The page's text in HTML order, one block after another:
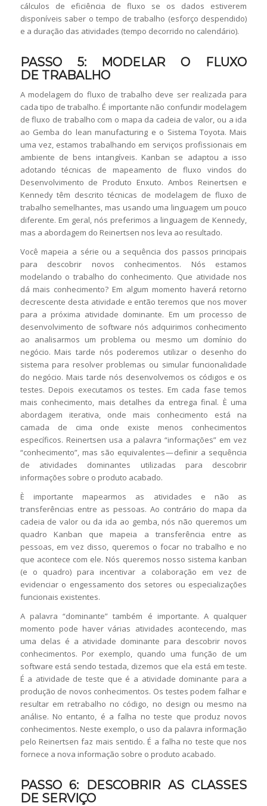
cálculos de eficiência de fluxo se os dados estiverem
disponíveis saber o tempo de trabalho (esforço despendido)
e a duração das atividades (tempo decorrido no calendário).
PASSO 5: MODELAR O FLUXO
DE TRABALHO
A modelagem do fluxo de trabalho deve ser realizada para
cada tipo de trabalho. É importante não confundir modelagem
de fluxo de trabalho com o mapa da cadeia de valor, ou a ida
ao Gemba do lean manufacturing e o Sistema Toyota. Mais
uma vez, estamos trabalhando em serviços profissionais em
ambiente de bens intangíveis. Kanban se adaptou a isso
adotando técnicas de mapeamento de fluxo vindos do
Desenvolvimento de Produto Enxuto. Ambos Reinertsen e
Kennedy têm descrito técnicas de modelagem de fluxo de
trabalho semelhantes, mas usando uma linguagem um pouco
diferente. Em geral, nós preferimos a linguagem de Kennedy,
mas a abordagem do Reinertsen nos leva ao resultado.
Você mapeia a série ou a sequência dos passos principais
para descobrir novos conhecimentos. Nós estamos
modelando o trabalho do conhecimento. Que atividade nos
dá mais conhecimento? Em algum momento haverá retorno
decrescente desta atividade e então teremos que nos mover
para a próxima atividade dominante. Em um processo de
desenvolvimento de software nós adquirimos conhecimento
ao analisarmos um problema ou mesmo um domínio do
negócio. Mais tarde nós poderemos utilizar o desenho do
sistema para resolver problemas ou simular funcionalidade
do negócio. Mais tarde nós desenvolvemos os códigos e os
testes. Depois executamos os testes. Em cada fase temos
mais conhecimento, mais detalhes da entrega final. È uma
abordagem iterativa, onde mais conhecimento está na
camada de cima onde existe menos conhecimentos
específicos. Reinertsen usa a palavra “informações” em vez
“conhecimento”, mas são equivalentes — definir a sequência
de atividades dominantes utilizadas para descobrir
informações sobre o produto acabado.
È importante mapearmos as atividades e não as
transferências entre as pessoas. Ao contrário do mapa da
cadeia de valor ou da ida ao gemba, nós não queremos um
quadro Kanban que mapeia a transferência entre as
pessoas, em vez disso, queremos o focar no trabalho e no
que acontece com ele. Nós queremos nosso sistema kanban
(e o quadro) para incentivar a colaboração em vez de
evidenciar o engessamento dos setores ou especializações
funcionais existentes.
A palavra “dominante” também é importante. A qualquer
momento pode haver várias atividades acontecendo, mas
uma delas é a atividade dominante para descobrir novos
conhecimentos. Por exemplo, quando uma função de um
software está sendo testada, dizemos que ela está em teste.
É a atividade de teste que é a atividade dominante para a
produção de novos conhecimentos. Os testes podem falhar e
resultar em retrabalho no código, no design ou mesmo na
análise. No entanto, é a falha no teste que produz novos
conhecimentos. Neste exemplo, o uso da palavra informação
pelo Reinertsen faz mais sentido. É a falha no teste que nos
fornece a nova informação sobre o produto acabado.
PASSO 6: DESCOBRIR AS CLASSES
DE SERVIÇO